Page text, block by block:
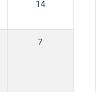
14
7